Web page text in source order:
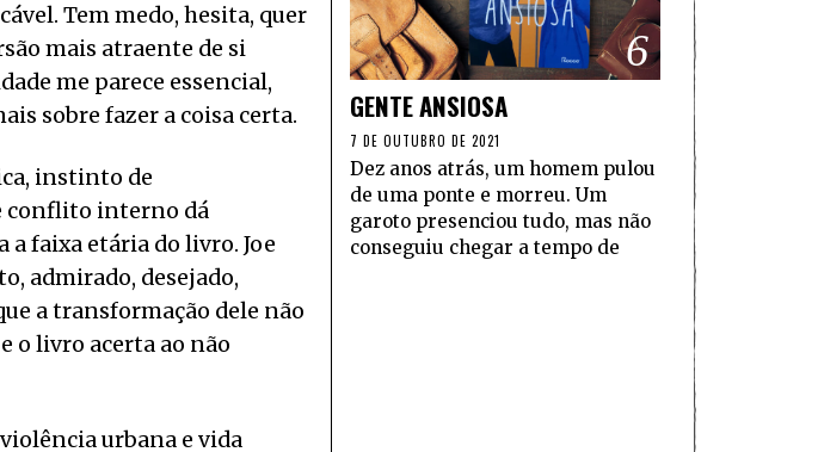
Tem medo, hesita, quer
mais atraente de si
me parece essencial,
sobre fazer a coisa certa.
instinto de
conflito interno dá
faixa etária do livro. Joe
admirado, desejado,
a transformação dele não
o livro acerta ao não
urbana e vida
6
GENTE ANSIOSA
7 DE OUTUBRO DE 2021
Dez anos atrás, um homem pulou
de uma ponte e morreu. Um
garoto presenciou tudo, mas não
conseguiu chegar a tempo de